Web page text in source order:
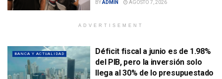
BYADMIN AGOSTO 7, 2026
ADVERTISEMENT
BANCA Y ACTUALIDAD
Déficit fiscal a junio es de 1.98%
del PIB, pero la inversión solo
llega al 30% de lo presupuestado